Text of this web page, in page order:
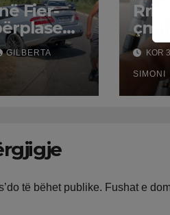
Fier-
furgonin,
i
GILBERTA KOR
SIMONI
të bëhet publike. Fushat e